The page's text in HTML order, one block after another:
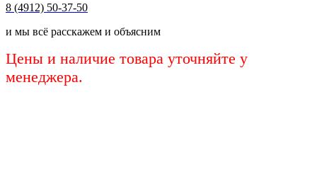
8 (4912) 50-37-50
и мы всё расскажем и объясним
Цены и наличие товара уточняйте у
менеджера.